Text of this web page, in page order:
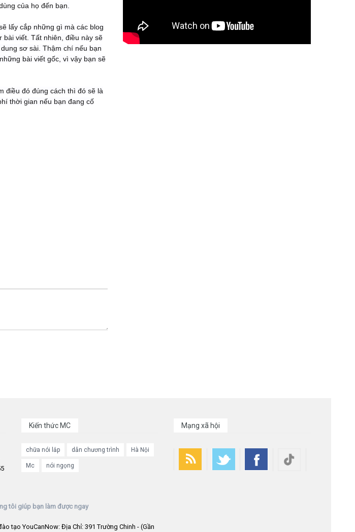
của họ đến bạn.
lấy cắp những gì mà các blog
bài viết. Tất nhiên, điều này sẽ
sơ sài. Thậm chí nếu bạn
bài viết gốc, vì vậy bạn sẽ
điều đó đúng cách thì đó sẽ là
thời gian nếu bạn đang cố
Kiến thức MC
chữa nói lắp dẫn chương trình Hà Nội
Mc nói ngọng
Mạng xã hội
tôi giúp bạn làm được ngay
tạo YouCanNow: Địa Chỉ: 391 Trường Chinh - (Gần